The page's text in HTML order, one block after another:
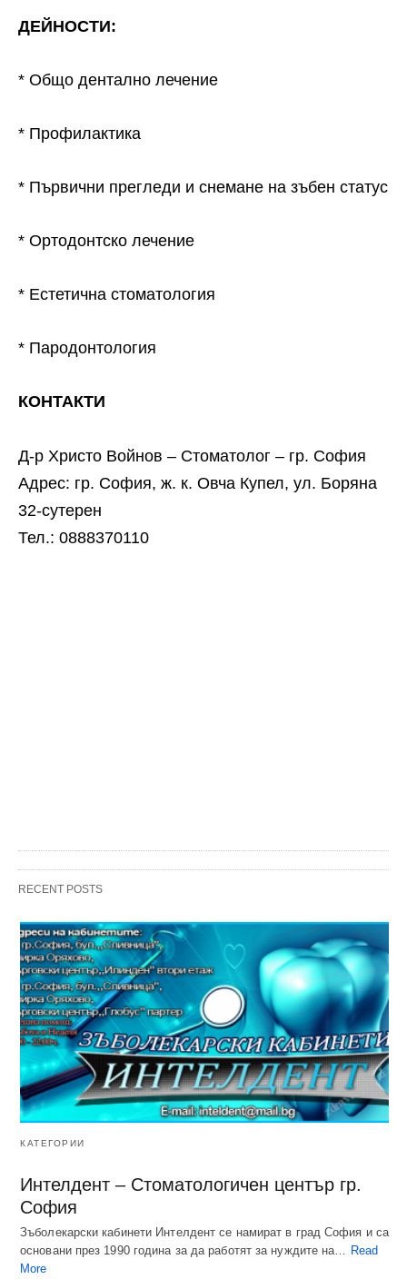
ДЕЙНОСТИ:
* Общо дентално лечение
* Профилактика
* Първични прегледи и снемане на зъбен статус
* Ортодонтско лечение
* Естетична стоматология
* Пародонтология
КОНТАКТИ
Д-р Христо Войнов – Стоматолог – гр. София
Адрес: гр. София, ж. к. Овча Купел, ул. Боряна
32-сутерен
Тел.: 0888370110
RECENT POSTS
КАТЕГОРИИ
Интелдент – Стоматологичен център гр.
София
Зъболекарски кабинети Интелдент се намират в град София и са
основани през 1990 година за да работят за нуждите на… Read
More